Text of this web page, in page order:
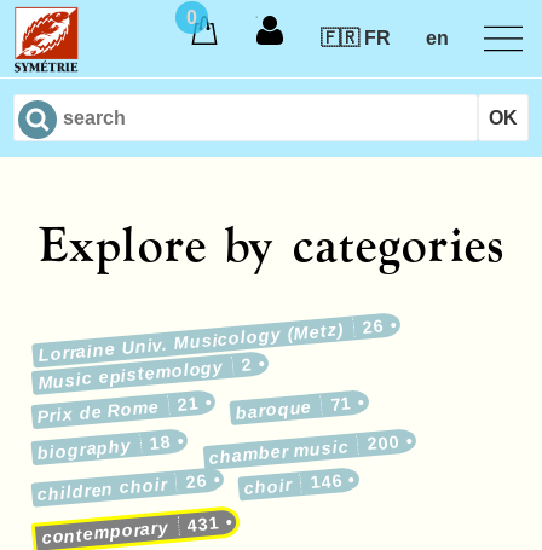
0
🇫🇷 FR
en
Explore by categories
Lorraine Univ. Musicology (Metz) 26
Music epistemology 2
Prix de Rome 21 baroque 71
biography 18 chamber music 200
children choir 26 choir 146
contemporary 431